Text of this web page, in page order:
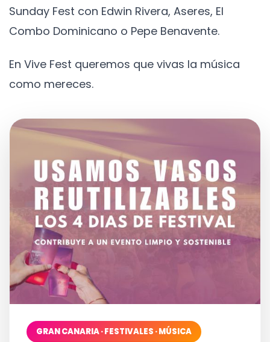
Sunday Fest con Edwin Rivera, Aseres, El
Combo Dominicano o Pepe Benavente.
En Vive Fest queremos que vivas la música
como mereces.
GRAN CANARIA · FESTIVALES · MÚSICA